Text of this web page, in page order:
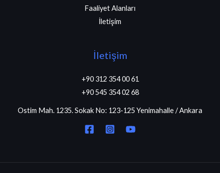
Faaliyet Alanları
İletişim
İletişim
+90 312 354 00 61
+90 545 354 02 68
Ostim Mah. 1235. Sokak No: 123-125 Yenimahalle / Ankara